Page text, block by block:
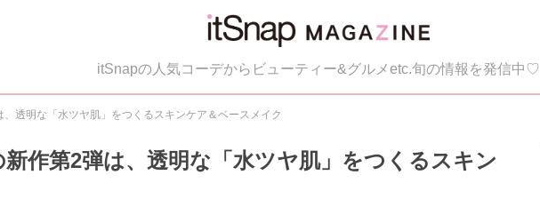
itSnapの人気コーデからビューティー&グルメetc.旬の情報を発信中♡
、透明な「水ツヤ肌」をつくるスキンケア＆ベースメイク
新作第2弾は、透明な「水ツヤ肌」をつくるスキン